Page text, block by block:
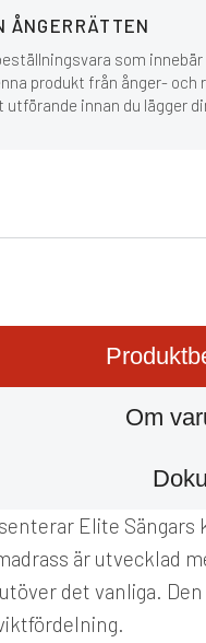
ÅNGERRÄTTEN
som
produkt från ånger-
innan du lägger
Om
Elite
är utvecklad
det vanliga.